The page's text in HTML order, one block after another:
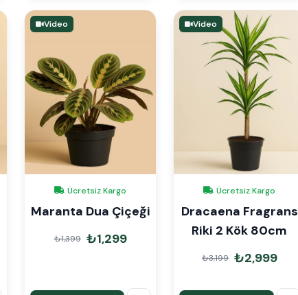
Video
Ücretsiz Kargo
Maranta Dua Çiçeği
₺1,399 ₺1,299
Video
Ücretsiz Kargo
Dracaena Fragrans
Riki 2 Kök 80cm
₺3,199 ₺2,999